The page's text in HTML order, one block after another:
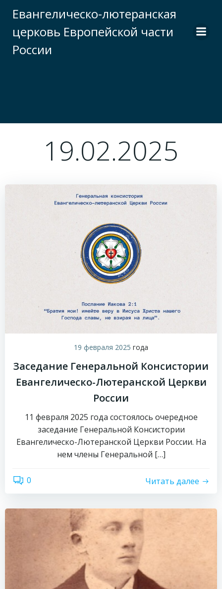
к
содержимому
Евангелическо-лютеранская
церковь Европейской части
России
19.02.2025
19 февраля 2025 года
Заседание Генеральной Консистории
Евангелическо-Лютеранской Церкви
России
11 февраля 2025 года состоялось очередное
заседание Генеральной Консистории
Евангелическо-Лютеранской Церкви России. На
нем члены Генеральной […]
0 Читать далее